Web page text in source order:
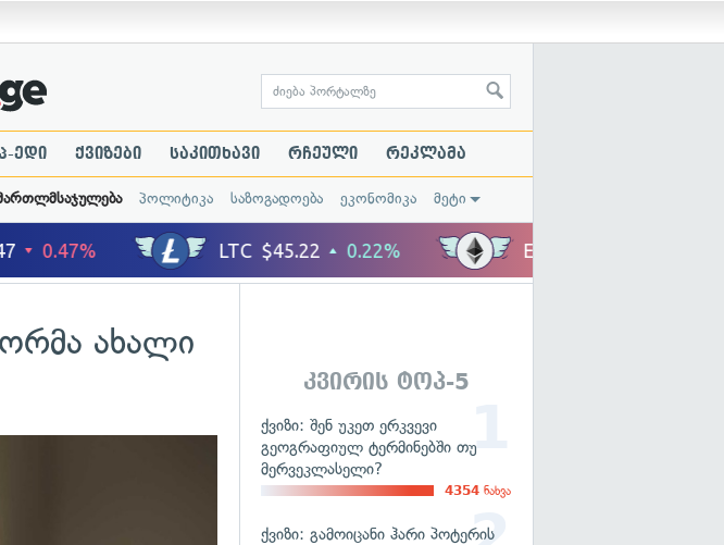
ედი ქვიზები საკითხავი რჩეული რეკლამა
პოლიტიკა საზოგადოება ეკონომიკა მეტი
ახალი
კვირის ტოპ-5
ქვიზი: შენ უკეთ ერკვევი
გეოგრაფიულ ტერმინებში თუ
მერვეკლასელი?
4354 ნახვა
ქვიზი: გამოიცანი ჰარი პოტერის